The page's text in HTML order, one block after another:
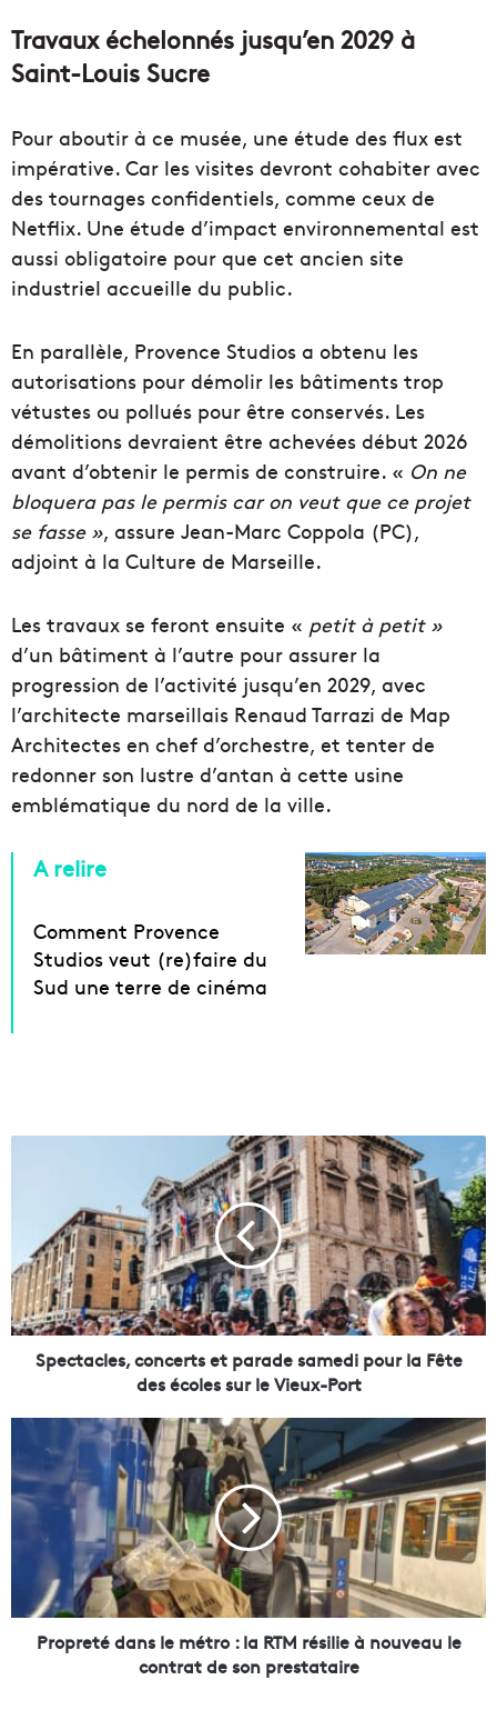
Travaux échelonnés jusqu’en 2029 à
Saint-Louis Sucre
Pour aboutir à ce musée, une étude des flux est
impérative. Car les visites devront cohabiter avec
des tournages confidentiels, comme ceux de
Netflix. Une étude d’impact environnemental est
aussi obligatoire pour que cet ancien site
industriel accueille du public.
En parallèle, Provence Studios a obtenu les
autorisations pour démolir les bâtiments trop
vétustes ou pollués pour être conservés. Les
démolitions devraient être achevées début 2026
avant d’obtenir le permis de construire. « On ne
bloquera pas le permis car on veut que ce projet
se fasse », assure Jean-Marc Coppola (PC),
adjoint à la Culture de Marseille.
Les travaux se feront ensuite « petit à petit »
d’un bâtiment à l’autre pour assurer la
progression de l’activité jusqu’en 2029, avec
l’architecte marseillais Renaud Tarrazi de Map
Architectes en chef d’orchestre, et tenter de
redonner son lustre d’antan à cette usine
emblématique du nord de la ville.
A relire
Comment Provence
Studios veut (re)faire du
Sud une terre de cinéma
a
c
l
e
c
e
t
Spectacles, concerts et parade samedi pour la Fête
des écoles sur le Vieux-Port
o
p
d
Propreté dans le métro : la RTM résilie à nouveau le
contrat de son prestataire